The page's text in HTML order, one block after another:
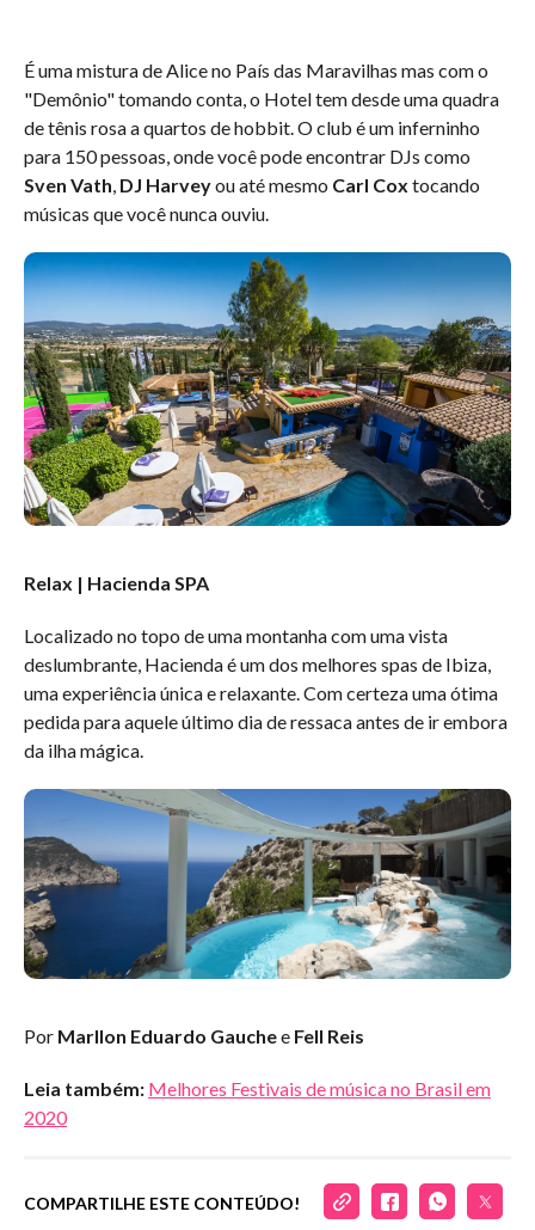
É uma mistura de Alice no País das Maravilhas mas com o
"Demônio" tomando conta, o Hotel tem desde uma quadra
de tênis rosa a quartos de hobbit. O club é um inferninho
para 150 pessoas, onde você pode encontrar DJs como
Sven Vath DJ Harveyou até mesmo Carl Cox tocando
músicas que você nunca ouviu.
Relax | Hacienda SPA
Localizado no topo de uma montanha com uma vista
deslumbrante, Hacienda é um dos melhores spas de Ibiza,
uma experiência única e relaxante. Com certeza uma ótima
pedida para aquele último dia de ressaca antes de ir embora
da ilha mágica.
Por Marllon Eduardo Gauchee Fell Reis
Leia também: Melhores Festivais de música no Brasil em
2020
COMPARTILHE ESTE CONTEÚDO!